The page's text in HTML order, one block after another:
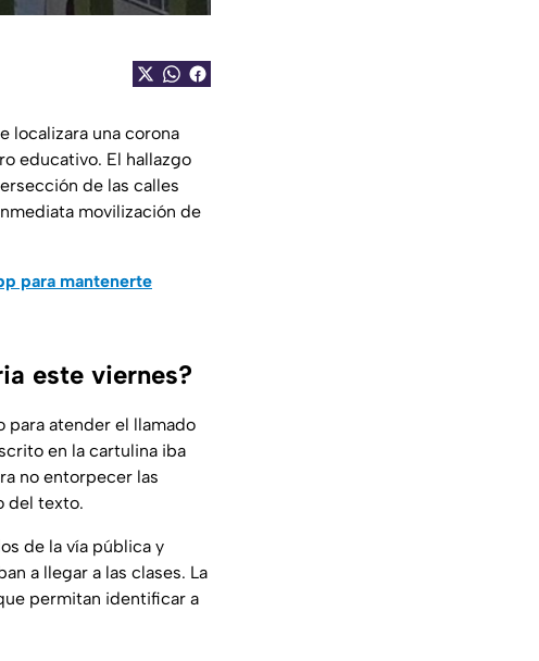
localizara una corona
educativo. El hallazgo
de las calles
movilización de
para mantenerte
este viernes?
para atender el llamado
en la cartulina iba
no entorpecer las
del texto.
de la vía pública y
a llegar a las clases. La
permitan identificar a